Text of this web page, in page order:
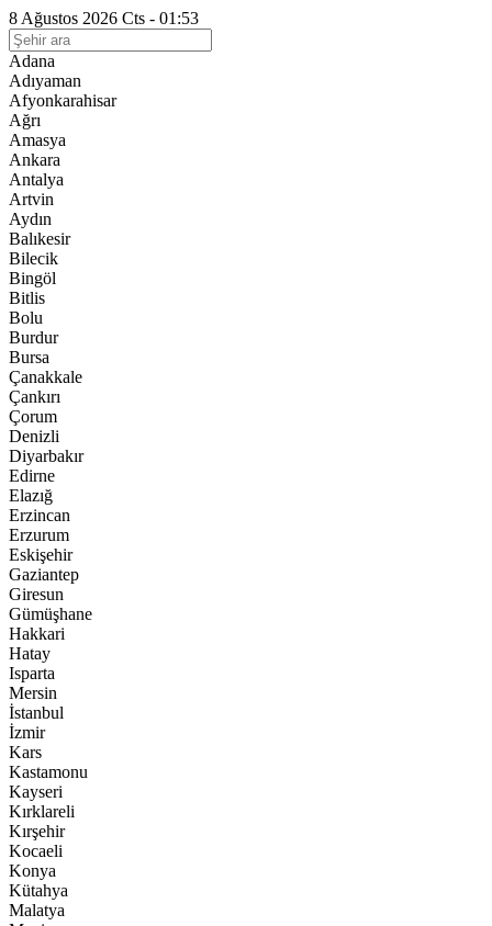
8 Ağustos 2026 Cts - 01:53
Adana
Adıyaman
Afyonkarahisar
Ağrı
Amasya
Ankara
Antalya
Artvin
Aydın
Balıkesir
Bilecik
Bingöl
Bitlis
Bolu
Burdur
Bursa
Çanakkale
Çankırı
Çorum
Denizli
Diyarbakır
Edirne
Elazığ
Erzincan
Erzurum
Eskişehir
Gaziantep
Giresun
Gümüşhane
Hakkari
Hatay
Isparta
Mersin
İstanbul
İzmir
Kars
Kastamonu
Kayseri
Kırklareli
Kırşehir
Kocaeli
Konya
Kütahya
Malatya